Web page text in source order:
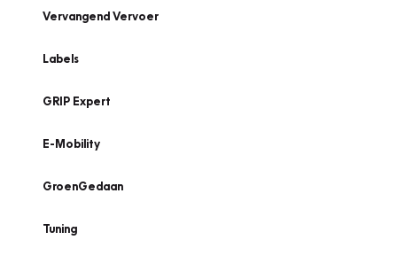
Vervangend Vervoer
Labels
GRIP Expert
E-Mobility
GroenGedaan
Tuning